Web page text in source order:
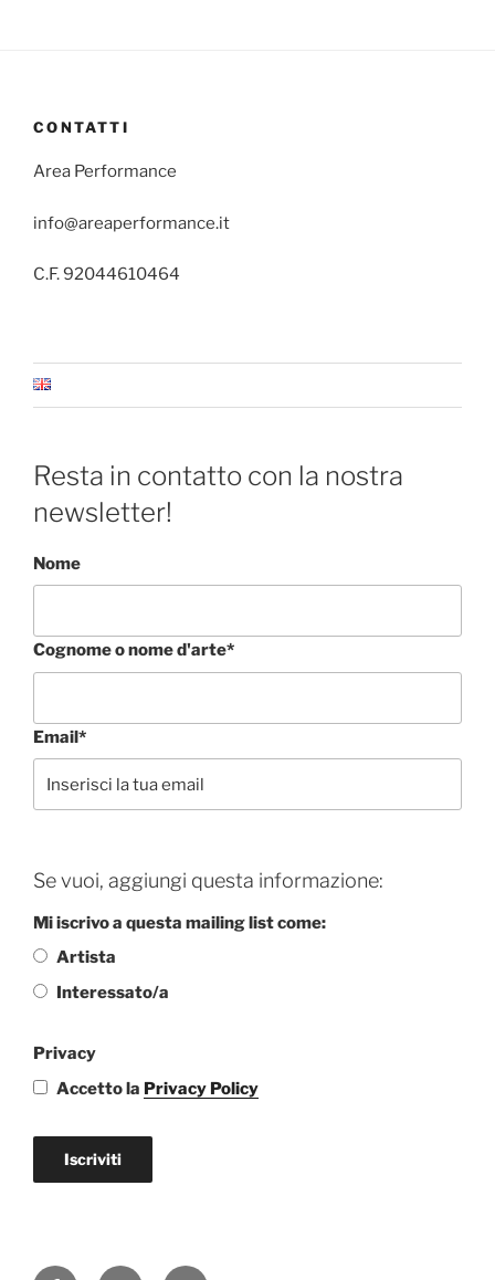
CONTATTI
Area Performance
info@areaperformance.it
C.F. 92044610464
Resta in contatto con la nostra
newsletter!
Nome
Cognome o nome d'arte*
Email*
Se vuoi, aggiungi questa informazione:
Mi iscrivo a questa mailing list come:
Artista
Interessato/a
Privacy
Accetto la Privacy Policy
Iscriviti